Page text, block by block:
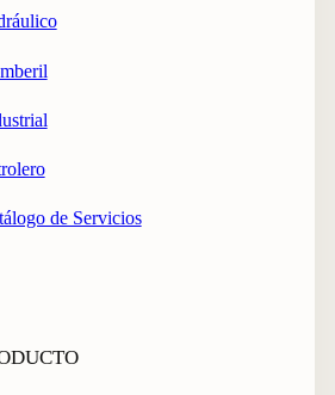
de Servicios